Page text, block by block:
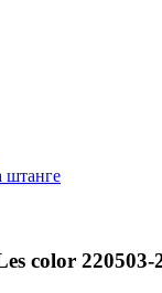
color 220503-